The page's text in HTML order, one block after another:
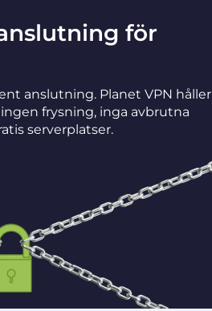
för
anslutning. Planet VPN håller
frysning, inga avbrutna
serverplatser.